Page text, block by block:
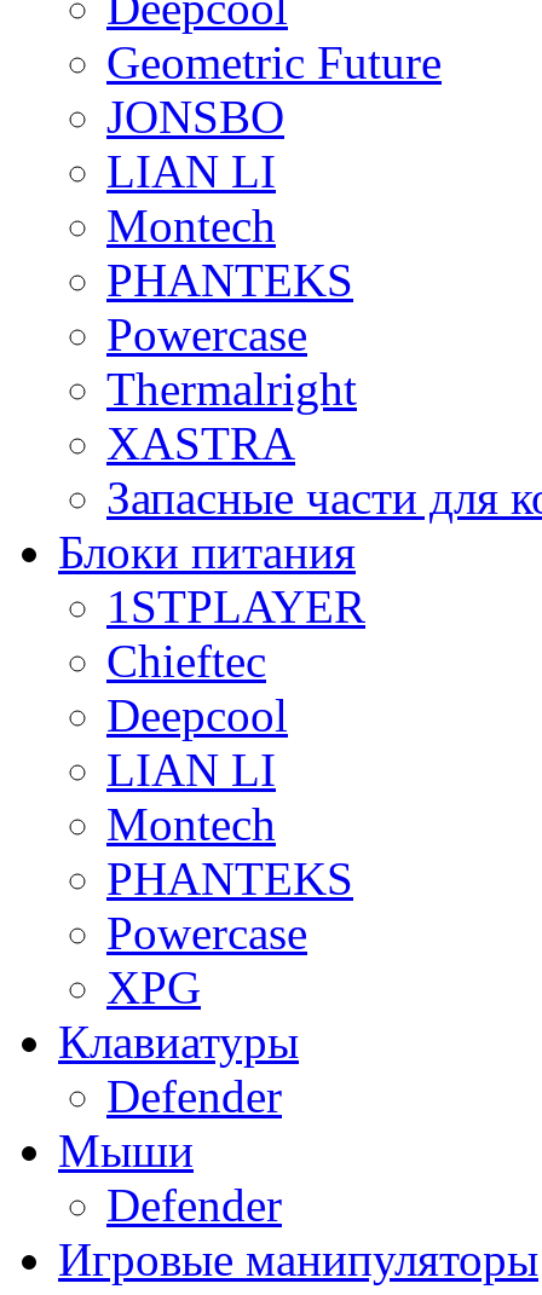
Geometric Future
JONSBO
LIAN LI
Montech
PHANTEKS
Powercase
Thermalright
XASTRA
Запасные части для
Блоки питания
1STPLAYER
Chieftec
Deepcool
LIAN LI
Montech
PHANTEKS
Powercase
XPG
Клавиатуры
Defender
Мыши
Defender
Игровые манипуляторы